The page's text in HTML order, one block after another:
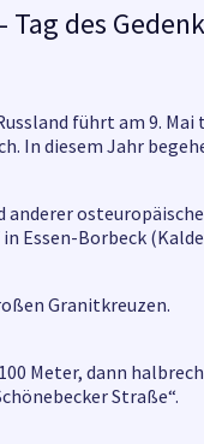
Tag des
führt am 9.
In diesem Jahr
Borbeck
Granitkreuzen.
Meter, dann
Straße“.